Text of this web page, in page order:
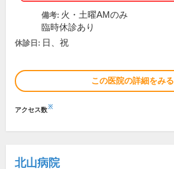
備考: 火・土曜AMのみ
臨時休診あり
休診日: 日、祝
この医院の詳細をみる
アクセス数※
北山病院